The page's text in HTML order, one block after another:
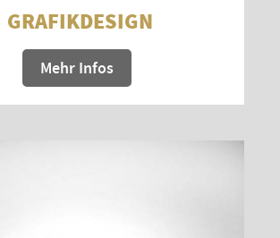
GRAFIKDESIGN
Mehr Infos